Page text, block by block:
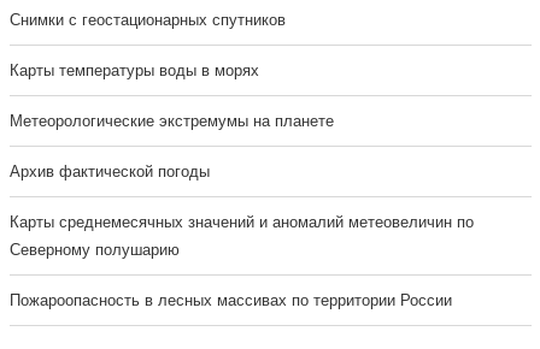
Cнимки с геостационарных спутников
Карты температуры воды в морях
Метеорологические экстремумы на планете
Архив фактической погоды
Карты среднемесячных значений и аномалий метеовеличин по
Северному полушарию
Пожароопасность в лесных массивах по территории России